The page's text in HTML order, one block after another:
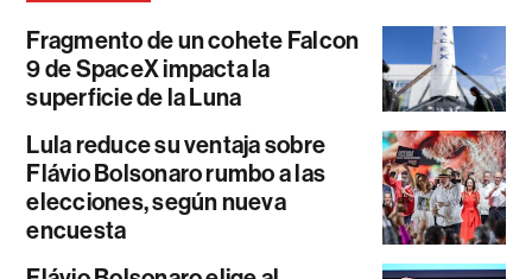
Fragmento de un cohete Falcon
9 de SpaceX impacta la
superficie de la Luna
Lula reduce su ventaja sobre
Flávio Bolsonaro rumbo a las
elecciones, según nueva
encuesta